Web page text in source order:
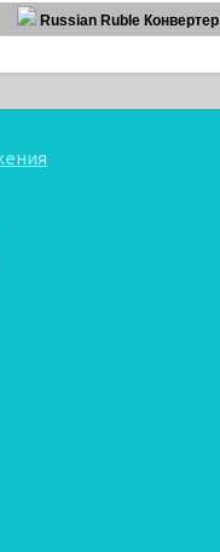
Russian Ruble Конвертер